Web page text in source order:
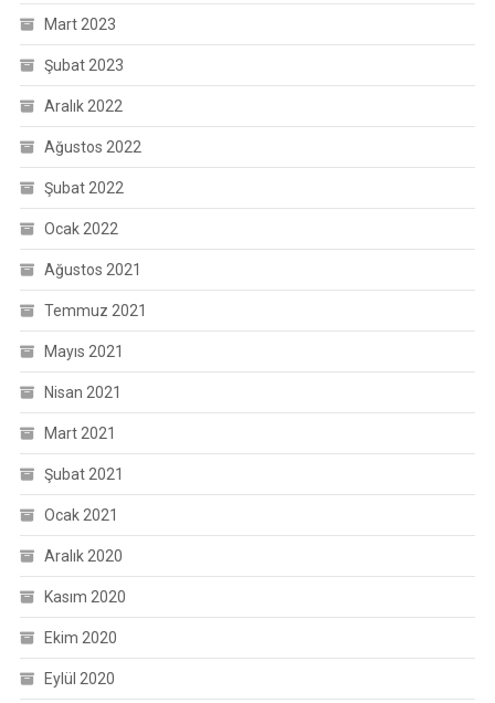
Mart 2023
Şubat 2023
Aralık 2022
Ağustos 2022
Şubat 2022
Ocak 2022
Ağustos 2021
Temmuz 2021
Mayıs 2021
Nisan 2021
Mart 2021
Şubat 2021
Ocak 2021
Aralık 2020
Kasım 2020
Ekim 2020
Eylül 2020